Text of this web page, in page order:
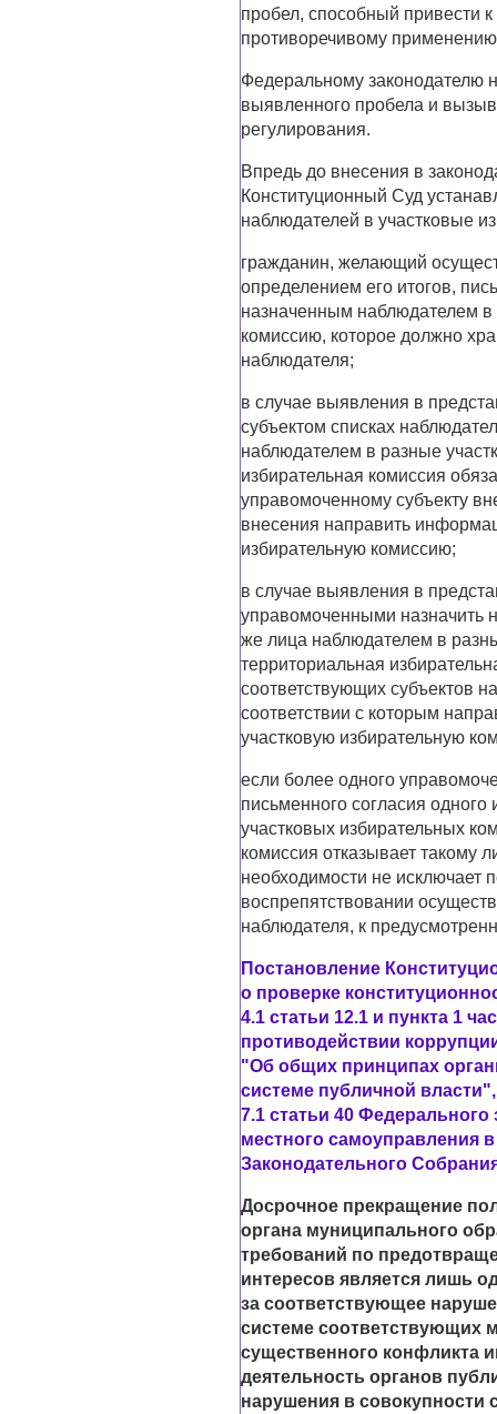
пробел, способный привести
противоречивому
Федеральному законодателю
выявленного пробела и
регулирования.
Впредь до внесения в
Конституционный Суд
наблюдателей в участковые
гражданин, желающий
определением его итогов,
назначенным наблюдателем в
комиссию, которое должно
наблюдателя;
в случае выявления в
субъектом списках
наблюдателем в разные
избирательная комиссия
управомоченному субъекту
внесения направить
избирательную комиссию;
в случае выявления в
управомоченными назначить
же лица наблюдателем в
территориальная
соответствующих субъектов
соответствии с которым
участковую избирательную
если более одного
письменного согласия
участковых избирательных
комиссия отказывает такому
необходимости не исключает
воспрепятствовании
наблюдателя, к
Постановление
о проверке
4.1 статьи 12.1 и пункта 1
противодействии
"Об общих принципах
системе публичной власти",
7.1 статьи 40
местного самоуправления
Законодательного
Досрочное прекращение
органа муниципального
требований по
интересов является лишь
за соответствующее
системе соответствующих
существенного конфликта
деятельность органов
нарушения в